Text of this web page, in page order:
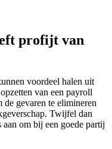
profijt van
voordeel halen uit
van een payroll
de gevaren te elimineren
Twijfel dan
om bij een goede partij